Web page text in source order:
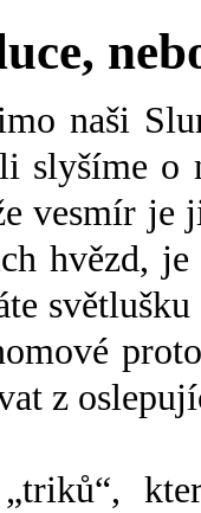
naši
slyšíme o
vesmír
hvězd, je
z